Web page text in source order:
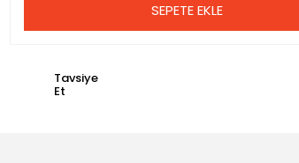
SEPETE EKLE
Tavsiye
Et